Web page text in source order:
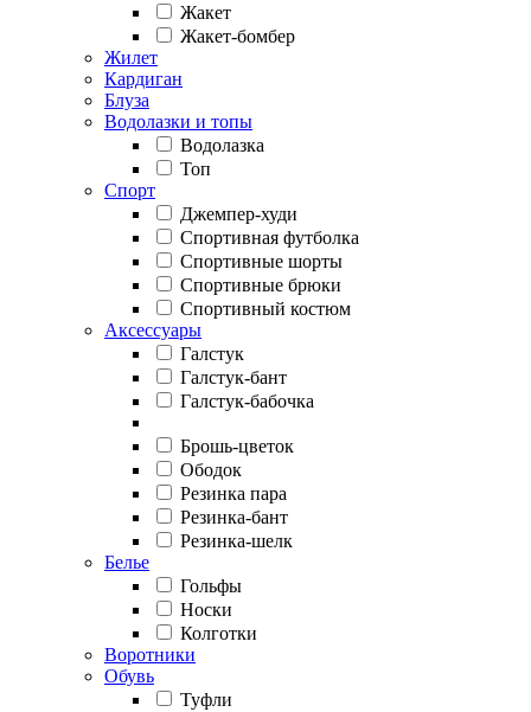
Жакет
Жакет-бомбер
Жилет
Кардиган
Блуза
Водолазки и топы
Водолазка
Топ
Спорт
Джемпер-худи
Спортивная футболка
Спортивные шорты
Спортивные брюки
Спортивный костюм
Аксессуары
Галстук
Галстук-бант
Галстук-бабочка
Брошь-цветок
Ободок
Резинка пара
Резинка-бант
Резинка-шелк
Белье
Гольфы
Носки
Колготки
Воротники
Обувь
Туфли